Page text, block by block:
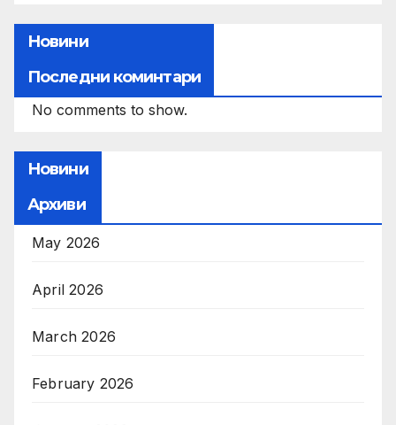
Новини
Последни коминтари
No comments to show.
Новини
Архиви
May 2026
April 2026
March 2026
February 2026